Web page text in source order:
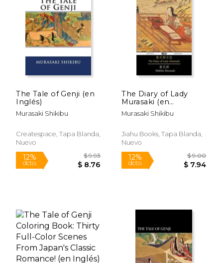
15% $ 16.95 6%
The Tale of Genji (en
Inglés)
Murasaki Shikibu
Createspace, Tapa Blanda,
Nuevo
The Diary of Lady
Murasaki (en
Japonés)
Murasaki Shikibu
Jiahu Books, Tapa Blanda,
Nuevo